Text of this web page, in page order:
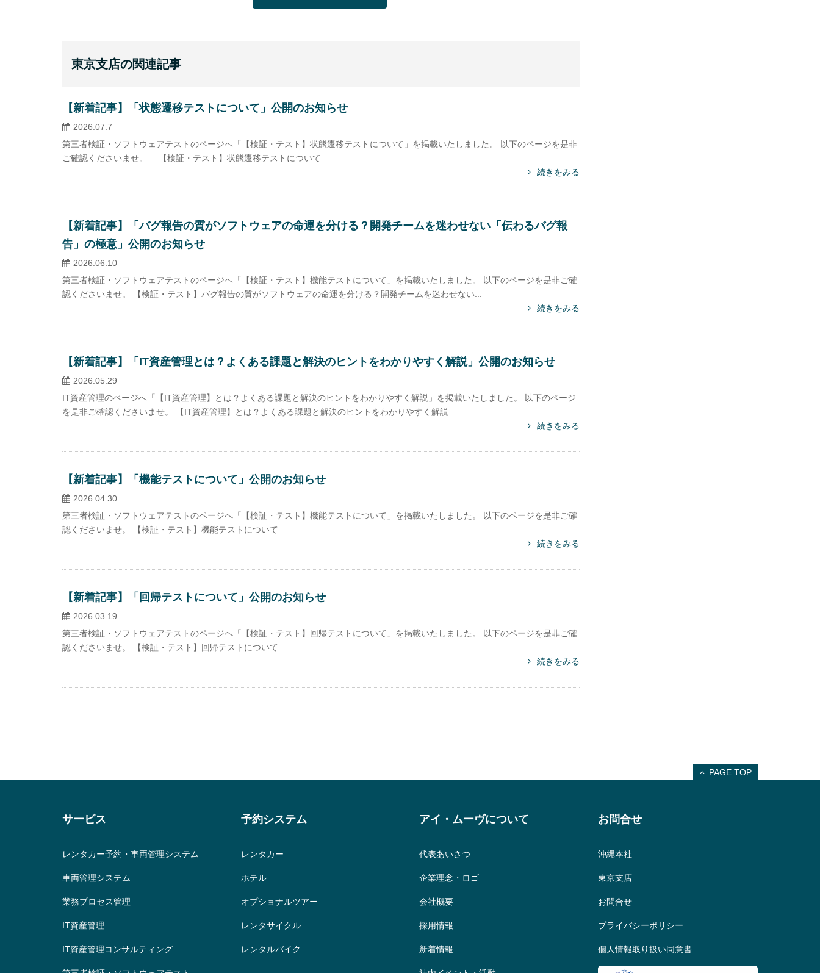
東京支店の関連記事
【新着記事】「状態遷移テストについて」公開のお知らせ
2026.07.7
第三者検証・ソフトウェアテストのページへ「【検証・テスト】状態遷移テストについて」を掲載いたしました。 以下のページを是非
ご確認くださいませ。 【検証・テスト】状態遷移テストについて
続きをみる
【新着記事】「バグ報告の質がソフトウェアの命運を分ける？開発チームを迷わせない「伝わるバグ報
告」の極意」公開のお知らせ
2026.06.10
第三者検証・ソフトウェアテストのページへ「【検証・テスト】機能テストについて」を掲載いたしました。 以下のページを是非ご確
認くださいませ。 【検証・テスト】バグ報告の質がソフトウェアの命運を分ける？開発チームを迷わせない...
続きをみる
【新着記事】「IT資産管理とは？よくある課題と解決のヒントをわかりやすく解説」公開のお知らせ
2026.05.29
IT資産管理のページへ「【IT資産管理】とは？よくある課題と解決のヒントをわかりやすく解説」を掲載いたしました。 以下のページ
を是非ご確認くださいませ。 【IT資産管理】とは？よくある課題と解決のヒントをわかりやすく解説
続きをみる
【新着記事】「機能テストについて」公開のお知らせ
2026.04.30
第三者検証・ソフトウェアテストのページへ「【検証・テスト】機能テストについて」を掲載いたしました。 以下のページを是非ご確
認くださいませ。 【検証・テスト】機能テストについて
続きをみる
【新着記事】「回帰テストについて」公開のお知らせ
2026.03.19
第三者検証・ソフトウェアテストのページへ「【検証・テスト】回帰テストについて」を掲載いたしました。 以下のページを是非ご確
認くださいませ。 【検証・テスト】回帰テストについて
続きをみる
PAGE TOP
サービス
レンタカー予約・車両管理システム
車両管理システム
業務プロセス管理
IT資産管理
IT資産管理コンサルティング
予約システム
レンタカー
ホテル
オプショナルツアー
レンタサイクル
レンタルバイク
アイ・ムーヴについて
代表あいさつ
企業理念・ロゴ
会社概要
採用情報
新着情報
お問合せ
沖縄本社
東京支店
お問合せ
プライバシーポリシー
個人情報取り扱い同意書